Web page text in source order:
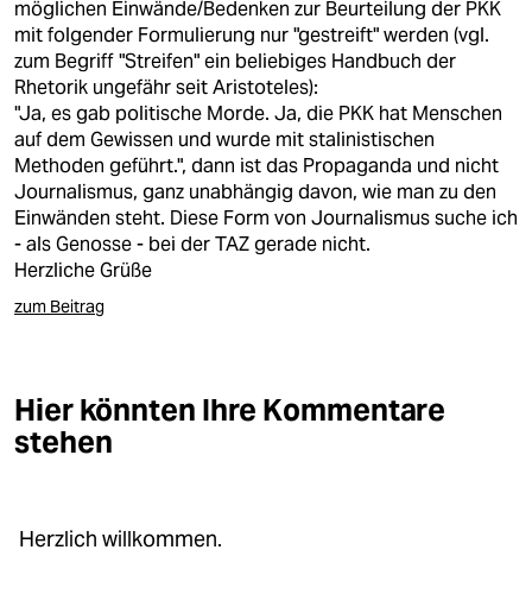
möglichen Einwände/Bedenken zur Beurteilung der PKK
mit folgender Formulierung nur "gestreift" werden (vgl.
zum Begriff "Streifen" ein beliebiges Handbuch der
Rhetorik ungefähr seit Aristoteles):
"Ja, es gab politische Morde. Ja, die PKK hat Menschen
auf dem Gewissen und wurde mit stalinistischen
Methoden geführt.", dann ist das Propaganda und nicht
Journalismus, ganz unabhängig davon, wie man zu den
Einwänden steht. Diese Form von Journalismus suche ich
- als Genosse - bei der TAZ gerade nicht.
Herzliche Grüße
zum Beitrag
Hier könnten Ihre Kommentare
stehen
Herzlich willkommen.